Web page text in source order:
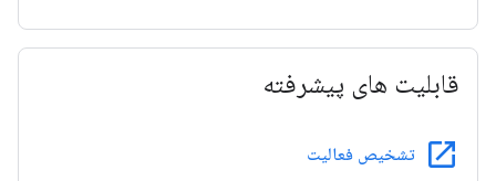
قابلیت های پیشرفته
open_in_new تشخیص فعالیت